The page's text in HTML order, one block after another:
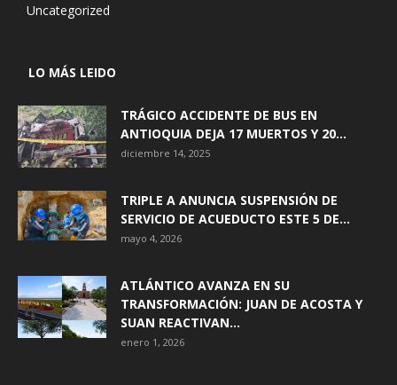
Uncategorized
LO MÁS LEIDO
TRÁGICO ACCIDENTE DE BUS EN
ANTIOQUIA DEJA 17 MUERTOS Y 20...
diciembre 14, 2025
TRIPLE A ANUNCIA SUSPENSIÓN DE
SERVICIO DE ACUEDUCTO ESTE 5 DE...
mayo 4, 2026
ATLÁNTICO AVANZA EN SU
TRANSFORMACIÓN: JUAN DE ACOSTA Y
SUAN REACTIVAN...
enero 1, 2026